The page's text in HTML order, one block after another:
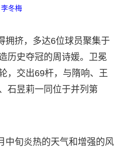
李冬梅
拥挤，多达6位球员聚集于
历史夺冠的周诗媛。卫冕
，交出69杆，与隋响、王
石昱莉一同位于并列第
中旬炎热的天气和增强的风